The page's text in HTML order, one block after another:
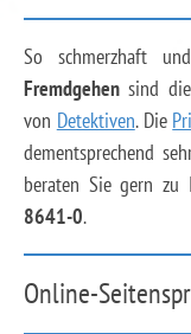
So schmerzhaft
Fremdgehen sind
von Detektiven. Die
dementsprechend
beraten Sie gern
8641-0.
Online-